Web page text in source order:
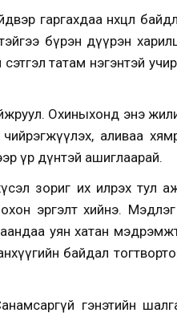
гаргахдаа нөхцөл
бүрэн дүүрэн
татам нэгэнтэй
Охиныхонд энэ
чийрэгжүүлэх, аливаа
үр дүнтэй ашиглаарай.
зориг их илрэх тул
эргэлт хийнэ.
уян хатан
байдал
гэнэтийн